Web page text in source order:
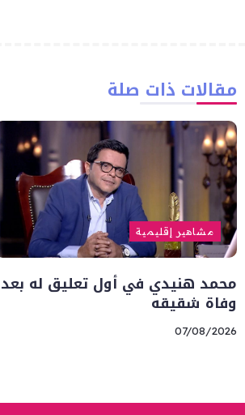
مقالات ذات صلة
مشاهير إقليمية
محمد هنيدي في أول تعليق له بعد
وفاة شقيقه
07/08/2026